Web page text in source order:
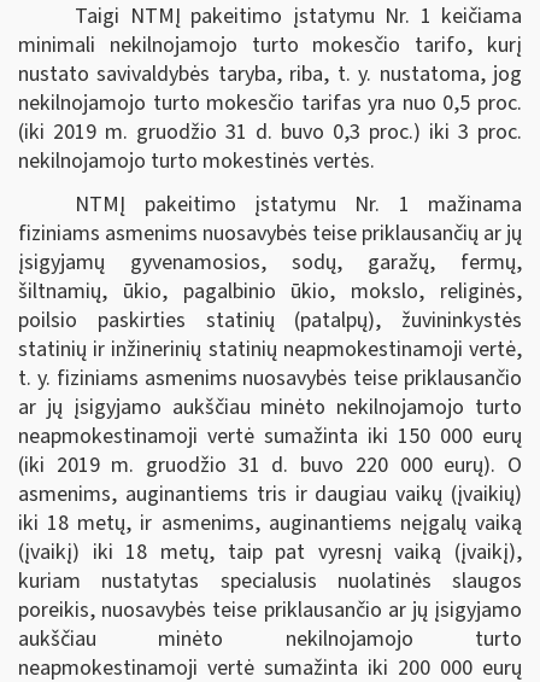
Taigi NTMĮ pakeitimo įstatymu Nr. 1 keičiama
minimali nekilnojamojo turto mokesčio tarifo, kurį
nustato savivaldybės taryba, riba, t. y. nustatoma, jog
nekilnojamojo turto mokesčio tarifas yra nuo 0,5 proc.
(iki 2019 m. gruodžio 31 d. buvo 0,3 proc.) iki 3 proc.
nekilnojamojo turto mokestinės vertės.
NTMĮ pakeitimo įstatymu Nr. 1 mažinama
fiziniams asmenims nuosavybės teise priklausančių ar jų
įsigyjamų gyvenamosios, sodų, garažų, fermų,
šiltnamių, ūkio, pagalbinio ūkio, mokslo, religinės,
poilsio paskirties statinių (patalpų), žuvininkystės
statinių ir inžinerinių statinių neapmokestinamoji vertė,
t. y. fiziniams asmenims nuosavybės teise priklausančio
ar jų įsigyjamo aukščiau minėto nekilnojamojo turto
neapmokestinamoji vertė sumažinta iki 150 000 eurų
(iki 2019 m. gruodžio 31 d. buvo 220 000 eurų). O
asmenims, auginantiems tris ir daugiau vaikų (įvaikių)
iki 18 metų, ir asmenims, auginantiems neįgalų vaiką
(įvaikį) iki 18 metų, taip pat vyresnį vaiką (įvaikį),
kuriam nustatytas specialusis nuolatinės slaugos
poreikis, nuosavybės teise priklausančio ar jų įsigyjamo
aukščiau minėto nekilnojamojo turto
neapmokestinamoji vertė sumažinta iki 200 000 eurų